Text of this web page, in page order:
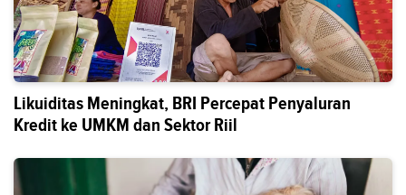
Likuiditas Meningkat, BRI Percepat Penyaluran
Kredit ke UMKM dan Sektor Riil